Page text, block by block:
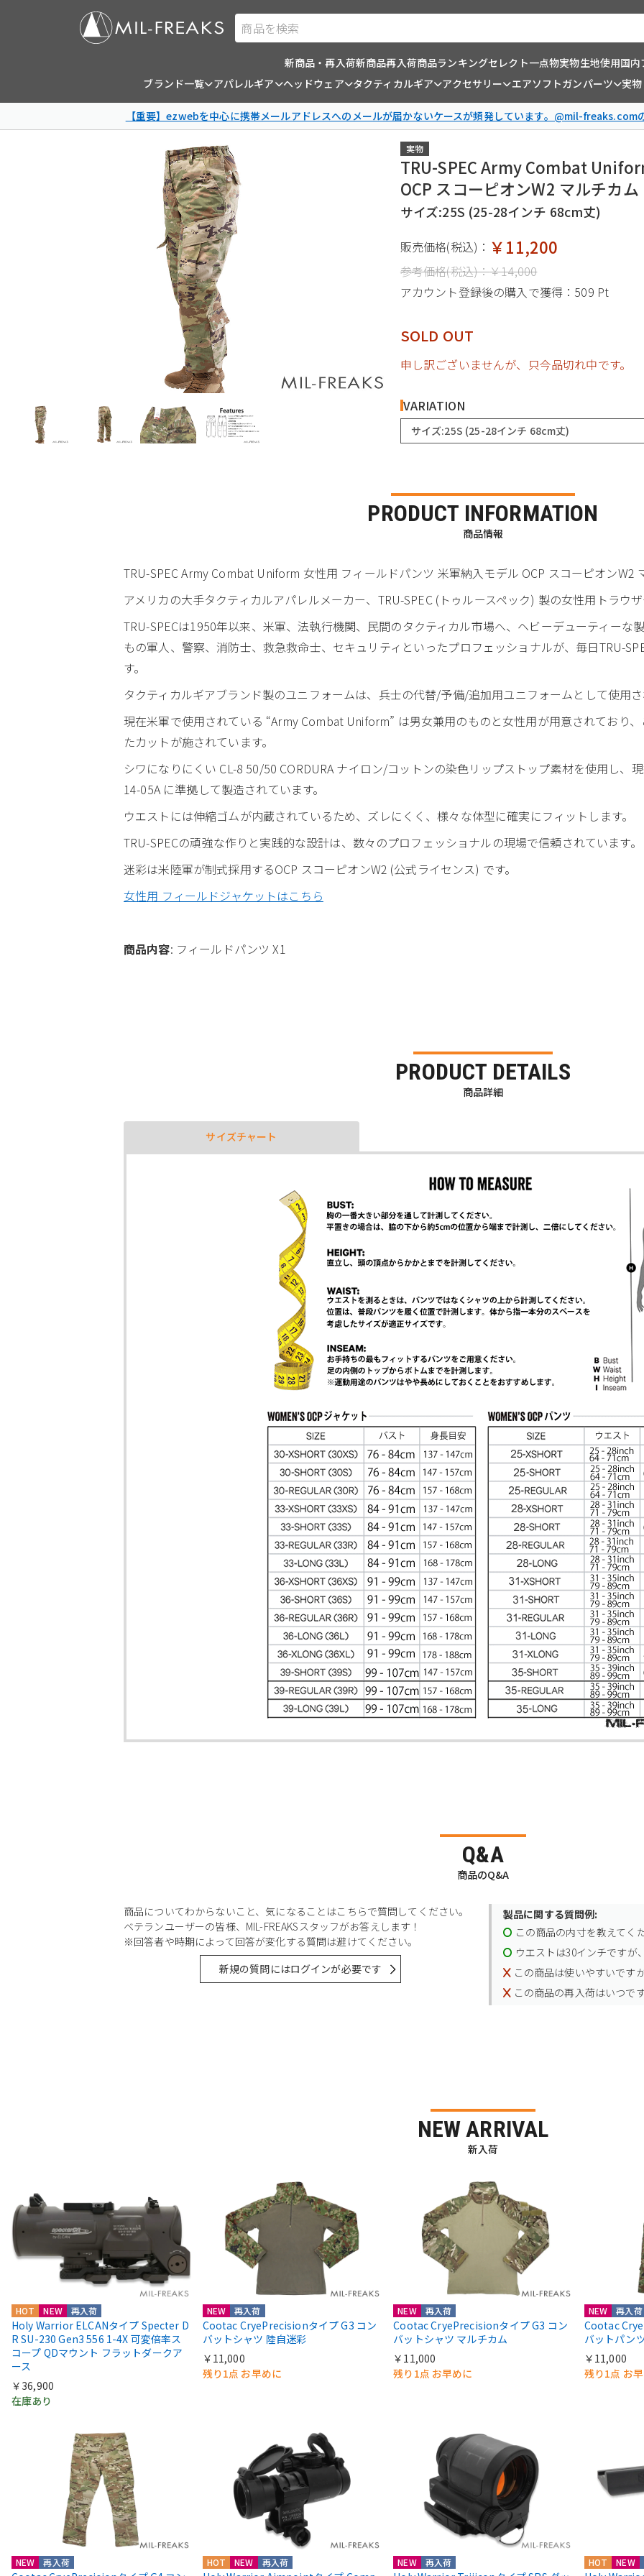
商品を検索
新商品・再入荷新商品再入荷商品ランキングセレクト一点物実物生地使用国内
ブランド一覧
アパレルギア ヘッドウェア タクティカルギア アクセサリー エアソフトガンパーツ 実
【重要】ezwebを中心に携帯メールアドレスへのメールが届かないケースが頻発しています。@mil-freaks.com
実物
TRU-SPEC Army Combat
OCP スコーピオンW2 マルチカム
サイズ:25S (25-28インチ 68cm丈)
販売価格(税込)： ￥11,200
参考価格(税込)：￥14,000
アカウント登録後の購入で獲得： 509 Pt
SOLD OUT
申し訳ございませんが、只今品切れ中です。
VARIATION
サイズ:25S (25-28インチ 68cm丈)
PRODUCT INFORMATION
商品情報
TRU-SPEC Army Combat Uniform 女性用 フィールドパンツ 米軍納入モデル OCP スコーピオンW2
アメリカの大手タクティカルアパレルメーカー、TRU-SPEC (トゥルースペック) 製の女性用トラウ
TRU-SPECは1950年以来、米軍、法執行機関、民間のタクティカル市場へ、ヘビーデューティーな
もの軍人、警察、消防士、救急救命士、セキュリティといったプロフェッショナルが、毎日TRU-
す。
タクティカルギアブランド製のユニフォームは、兵士の代替/予備/追加用ユニフォームとして使用
現在米軍で使用されている “Army Combat Uniform” は男女兼用のものと女性用が用意されており
たカットが施されています。
シワになりにくい CL-8 50/50 CORDURA ナイロン/コットンの染色リップストップ素材を使用し、
14-05A に準拠して製造されています。
ウエストには伸縮ゴムが内蔵されているため、ズレにくく、様々な体型に確実にフィットします。
TRU-SPECの頑強な作りと実践的な設計は、数々のプロフェッショナルの現場で信頼されています。
迷彩は米陸軍が制式採用するOCP スコーピオンW2 (公式ライセンス) です。
女性用 フィールドジャケットはこちら
商品内容: フィールドパンツ X1
PRODUCT DETAILS
商品詳細
サイズチャート
Q&A
商品のQ&A
商品についてわからないこと、気になることはこちらで質問してください。
ベテランユーザーの皆様、MIL-FREAKSスタッフがお答えします！
※回答者や時期によって回答が変化する質問は避けてください。
新規の質問にはログインが必要です
製品に関する質問例:
この商品の内寸を教えてく
ウエストは30インチですが
この商品は使いやすいです
この商品の再入荷はいつで
NEW ARRIVAL
新入荷
HOT NEW 再入荷
Holy Warrior ELCANタイプ Specter D
R SU-230 Gen3 556 1-4X 可変倍率ス
コープ QDマウント フラットダークア
ース
￥36,900
在庫あり
NEW 再入荷
Cootac CryePrecisionタイプ G3 コン
バットシャツ 陸自迷彩
￥11,000
残り1点 お早めに
NEW 再入荷
Cootac CryePrecisionタイプ G3 コン
バットシャツ マルチカム
￥11,000
残り1点 お早めに
NEW 再入荷
Cootac
バットパン
￥11,000
残り1点 お
NEW 再入荷 HOT NEW 再入荷 NEW 再入荷 HOT NEW